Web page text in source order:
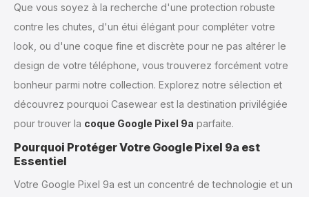
Que vous soyez à la recherche d'une protection robuste
contre les chutes, d'un étui élégant pour compléter votre
look, ou d'une coque fine et discrète pour ne pas altérer le
design de votre téléphone, vous trouverez forcément votre
bonheur parmi notre collection. Explorez notre sélection et
découvrez pourquoi Casewear est la destination privilégiée
pour trouver la coque Google Pixel 9a parfaite.
Pourquoi Protéger Votre Google Pixel 9a est
Essentiel
Votre Google Pixel 9a est un concentré de technologie et un